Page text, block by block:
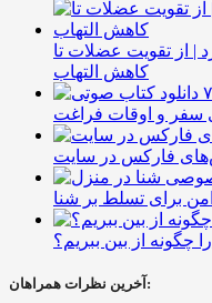
| از تقویت عضلات تا
کاهش التهاب
۷ کتاب صوتی برای تابستان ۱۴۰۴ +
سفر و اوقات فراغت
برای تسلط بر شنا
چگونه از بین ببریم؟
آخرین نظرات همراهان: